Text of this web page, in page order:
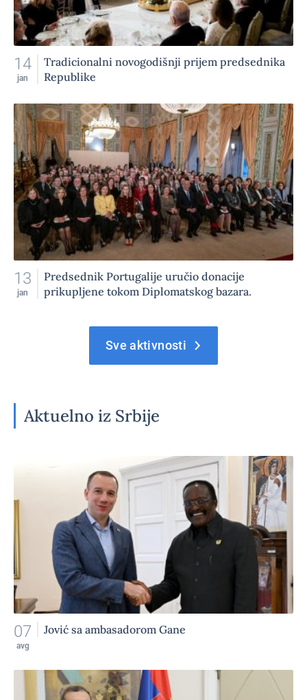
14
jan
Tradicionalni novogodišnji prijem predsednika
Republike
13
jan
Predsednik Portugalije uručio donacije
prikupljene tokom Diplomatskog bazara.
Sve aktivnosti
Aktuelno iz Srbije
07
avg
Jović sa ambasadorom Gane